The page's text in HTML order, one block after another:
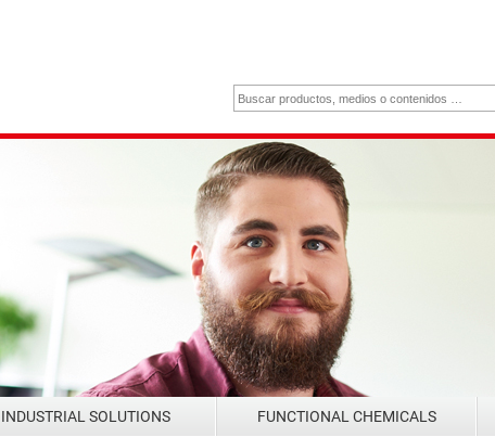
INDUSTRIAL SOLUTIONS FUNCTIONAL CHEMICALS